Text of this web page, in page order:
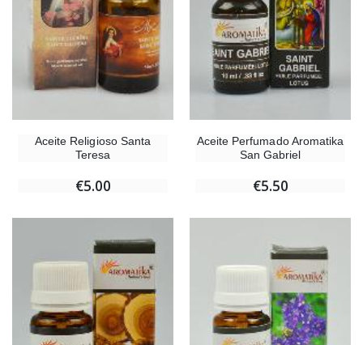
Aceite Religioso Santa
Teresa
€5.00
Aceite Perfumado Aromatika
San Gabriel
€5.50